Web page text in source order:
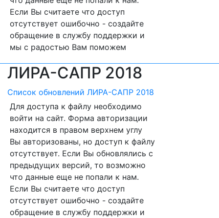
Если Вы считаете что доступ
отсутствует ошибочно - создайте
обращение в службу поддержки и
мы с радостью Вам поможем
ЛИРА-САПР 2018
Список обновлений ЛИРА-САПР 2018
Для доступа к файлу необходимо
войти на сайт. Форма авторизации
находится в правом верхнем углу
Вы авторизованы, но доступ к файлу
отсутствует. Если Вы обновлялись с
предыдущих версий, то возможно
что данные еще не попали к нам.
Если Вы считаете что доступ
отсутствует ошибочно - создайте
обращение в службу поддержки и